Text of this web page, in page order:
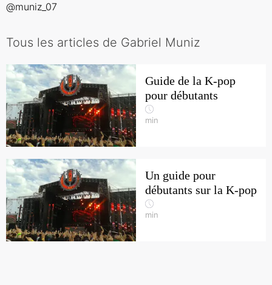
@muniz_07
Tous les articles de Gabriel Muniz
Guide de la K-pop
pour débutants
min
Un guide pour
débutants sur la K-pop
min